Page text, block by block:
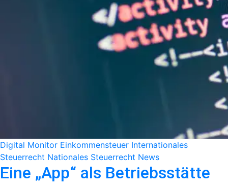
Digital Monitor Einkommensteuer Internationales
Steuerrecht Nationales Steuerrecht News
Eine „App“ als Betriebsstätte